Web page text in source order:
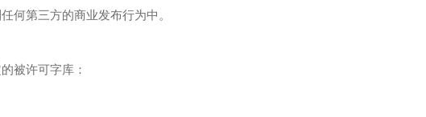
何第三方的商业发布行为中。
被许可字库：